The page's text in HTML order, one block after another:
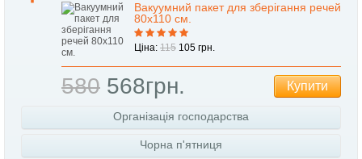
Вакуумний пакет для зберігання речей
80х110 см.
Ціна: 115 105 грн.
580 568грн. Купити
Організація господарства
Чорна п'ятниця